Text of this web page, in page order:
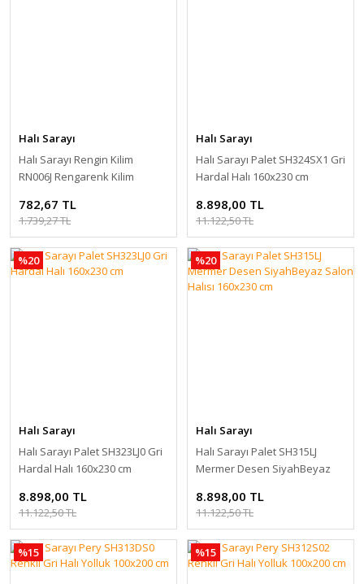
Halı Sarayı
Halı Sarayı Rengin Kilim
RN006J Rengarenk Kilim
782,67 TL
1.739,27 TL
Halı Sarayı
Halı Sarayı Palet SH324SX1 Gri
Hardal Halı 160x230 cm
8.898,00 TL
11.122,50 TL
%20
Halı Sarayı
Halı Sarayı Palet SH323LJ0 Gri
Hardal Halı 160x230 cm
8.898,00 TL
11.122,50 TL
%20
Halı Sarayı
Halı Sarayı Palet SH315LJ
Mermer Desen SiyahBeyaz
8.898,00 TL
11.122,50 TL
%15 %15